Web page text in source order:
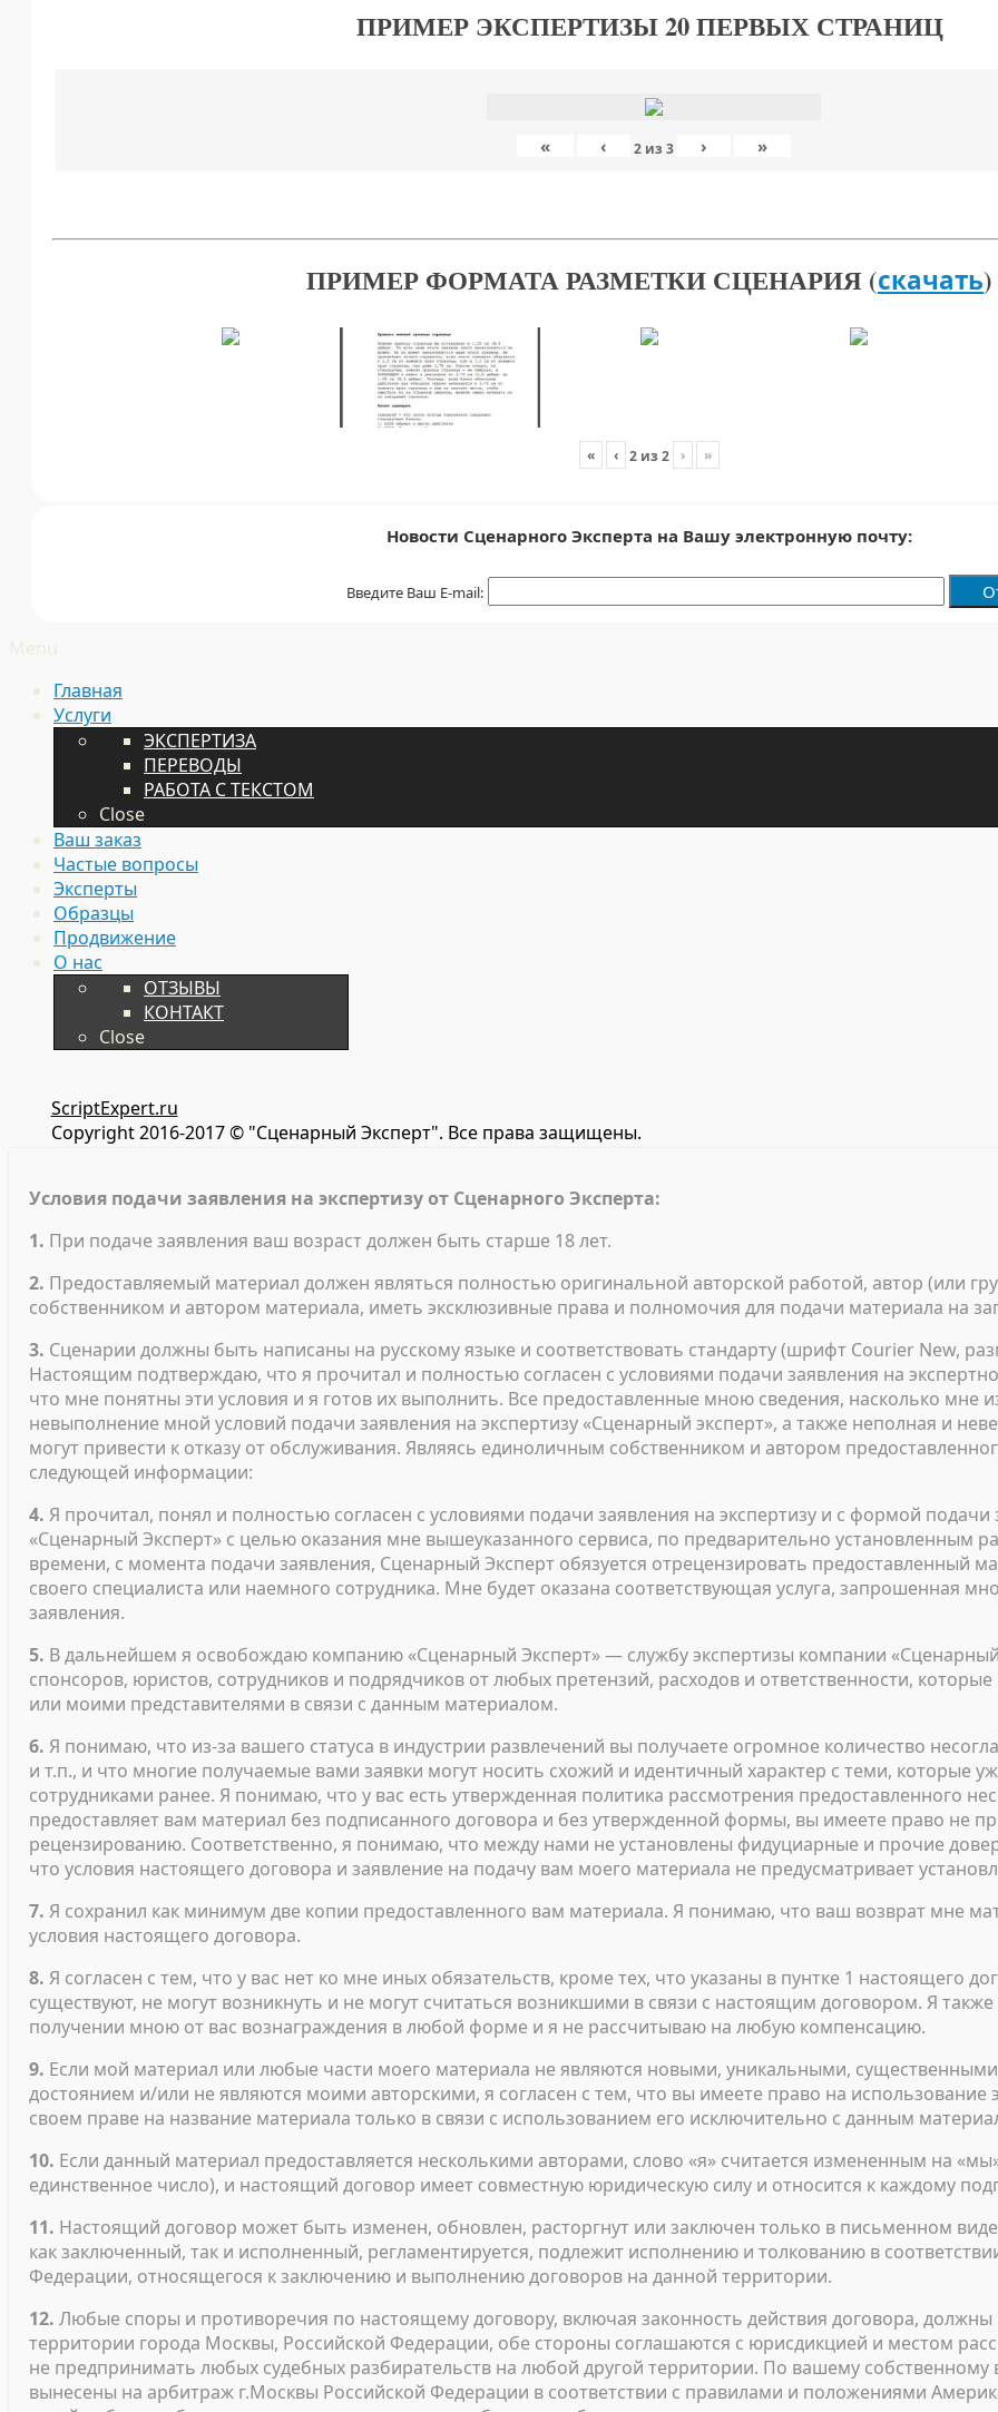
ПРИМЕР ЭКСПЕРТИЗЫ 20 ПЕРВЫХ СТРАНИЦ
« ‹ 2 из 3 › »
ПРИМЕР ФОРМАТА РАЗМЕТКИ СЦЕНАРИЯ (скачать)
« ‹ 2 из 2 › »
Новости Сценарного Эксперта на Вашу электронную почту:
Введите Ваш E-mail:
Menu
Главная
Услуги
ЭКСПЕРТИЗА
ПЕРЕВОДЫ
РАБОТА С ТЕКСТОМ
Close
Ваш заказ
Частые вопросы
Эксперты
Образцы
Продвижение
О нас
ОТЗЫВЫ
КОНТАКТ
Close
ScriptExpert.ru
Copyright 2016-2017 © "Сценарный Эксперт". Все права защищены.
Условия подачи заявления на экспертизу от Сценарного Эксперта:
1. При подаче заявления ваш возраст должен быть старше 18 лет.
2. Предоставляемый материал должен являться полностью оригинальной авторской работой, автор (или
собственником и автором материала, иметь эксклюзивные права и полномочия для подачи материала на
3. Сценарии должны быть написаны на русскому языке и соответствовать стандарту (шрифт Courier New,
Настоящим подтверждаю, что я прочитал и полностью согласен с условиями подачи заявления на
что мне понятны эти условия и я готов их выполнить. Все предоставленные мною сведения, насколько
невыполнение мной условий подачи заявления на экспертизу «Сценарный эксперт», а также неполная и
могут привести к отказу от обслуживания. Являясь единоличным собственником и автором
следующей информации:
4. Я прочитал, понял и полностью согласен с условиями подачи заявления на экспертизу и с формой
«Сценарный Эксперт» с целью оказания мне вышеуказанного сервиса, по предварительно установленным
времени, с момента подачи заявления, Сценарный Эксперт обязуется отрецензировать предоставленный
своего специалиста или наемного сотрудника. Мне будет оказана соответствующая услуга, запрошенная
заявления.
5. В дальнейшем я освобождаю компанию «Сценарный Эксперт» — службу экспертизы компании
спонсоров, юристов, сотрудников и подрядчиков от любых претензий, расходов и ответственности,
или моими представителями в связи с данным материалом.
6. Я понимаю, что из-за вашего статуса в индустрии развлечений вы получаете огромное количество
и т.п., и что многие получаемые вами заявки могут носить схожий и идентичный характер с теми,
сотрудниками ранее. Я понимаю, что у вас есть утвержденная политика рассмотрения предоставленного
предоставляет вам материал без подписанного договора и без утвержденной формы, вы имеете право не
рецензированию. Соответственно, я понимаю, что между нами не установлены фидуциарные и прочие
что условия настоящего договора и заявление на подачу вам моего материала не предусматривает
7. Я сохранил как минимум две копии предоставленного вам материала. Я понимаю, что ваш возврат мне
условия настоящего договора.
8. Я согласен с тем, что у вас нет ко мне иных обязательств, кроме тех, что указаны в пунтке 1 настоящего
существуют, не могут возникнуть и не могут считаться возникшими в связи с настоящим договором. Я
получении мною от вас вознаграждения в любой форме и я не рассчитываю на любую компенсацию.
9. Если мой материал или любые части моего материала не являются новыми, уникальными,
достоянием и/или не являются моими авторскими, я согласен с тем, что вы имеете право на использование
своем праве на название материала только в связи с использованием его исключительно с данным
10. Если данный материал предоставляется несколькими авторами, слово «я» считается измененным на
единственное число), и настоящий договор имеет совместную юридическую силу и относится к каждому
11. Настоящий договор может быть изменен, обновлен, расторгнут или заключен только в письменном
как заключенный, так и исполненный, регламентируется, подлежит исполнению и толкованию в
Федерации, относящегося к заключению и выполнению договоров на данной территории.
12. Любые споры и противоречия по настоящему договору, включая законность действия договора,
территории города Москвы, Российской Федерации, обе стороны соглашаются с юрисдикцией и местом
не предпринимать любых судебных разбирательств на любой другой территории. По вашему
вынесены на арбитраж г.Москвы Российской Федерации в соответствии с правилами и положениями